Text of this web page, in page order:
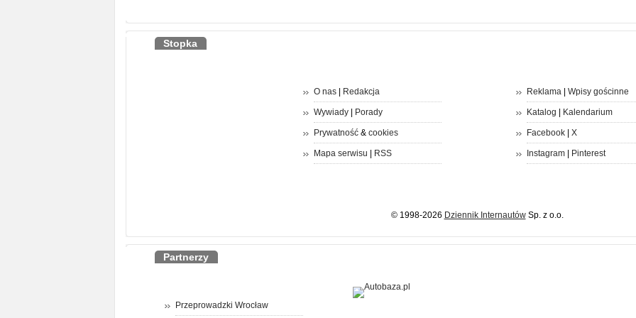
Stopka
O nas| Redakcja
Wywiady| Porady
Prywatność& cookies
Mapa serwisu RSS
Reklama| Wpisy gościnne
Katalog Kalendarium
Facebook| X
Instagram| Pinterest
© 1998-2026 Dziennik InternautówSp. z o.o.
Partnerzy
Przeprowadzki Wrocław